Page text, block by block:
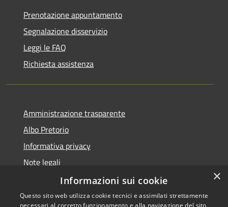
Prenotazione appuntamento
Segnalazione disservizio
Leggi le FAQ
Richiesta assistenza
Amministrazione trasparente
Albo Pretorio
Informativa privacy
Note legali
Dichiarazione di accessibilità
×
Informazioni sui cookie
Questo sito web utilizza cookie tecnici e assimilati strettamente
necessari al corretto funzionamento e alla navigazione del sito,